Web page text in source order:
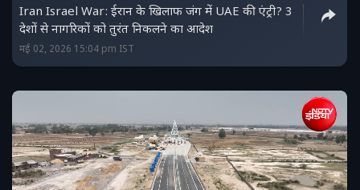
Iran Israel War: ईरान के खिलाफ जंग में UAE की एंट्री? 3
देशों से नागरिकों को तुरंत निकलने का आदेश
मई 02, 2026 15:04 pm IST